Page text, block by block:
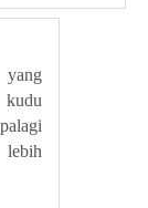
yang
lebih